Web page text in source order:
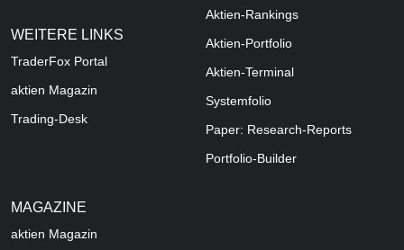
WEITERE LINKS
TraderFox Portal
aktien Magazin
Trading-Desk
Aktien-Rankings
Aktien-Portfolio
Aktien-Terminal
Systemfolio
Paper: Research-Reports
Portfolio-Builder
MAGAZINE
aktien Magazin